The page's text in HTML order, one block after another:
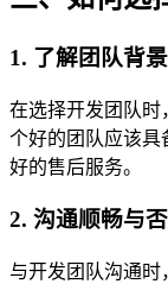
1. 了解团队背
在选择开发团队时
个好的团队应该具
好的售后服务。
2. 沟通顺畅与否
与开发团队沟通